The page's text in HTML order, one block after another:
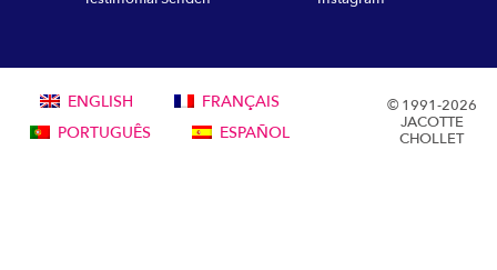
ENGLISH
FRANÇAIS
PORTUGUÊS
ESPAÑOL
© 1991-2026
JACOTTE
CHOLLET